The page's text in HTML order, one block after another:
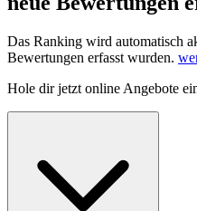
Das Ranking wird automatisch
Bewertungen erfasst wurden.
Hole dirjetzt online Angebote